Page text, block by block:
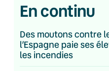
En continu
Des moutons contre
l’Espagne paie ses
les incendies